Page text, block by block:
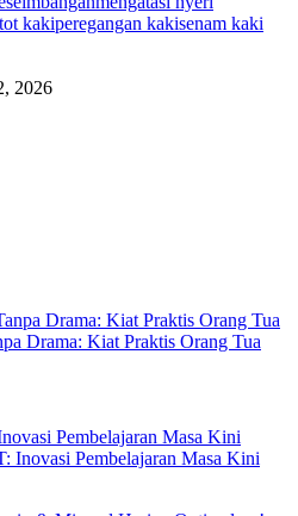
kakiperegangan kakisenam kaki
2026
Drama: Kiat Praktis Orang Tua
Pembelajaran Masa Kini